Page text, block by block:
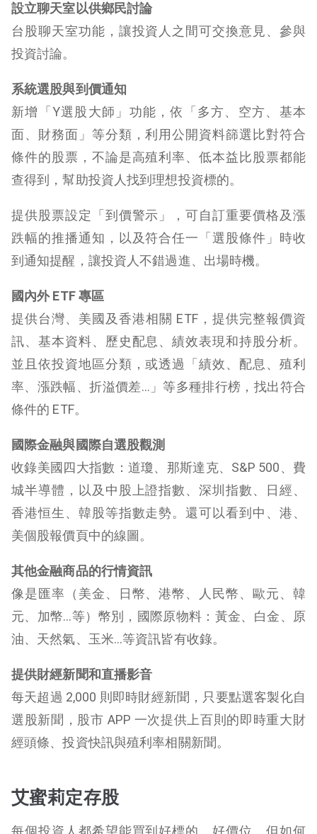
設立聊天室以供鄉民討論
台股聊天室功能，讓投資人之間可交換意見、參與
投資討論。
系統選股與到價通知
新增「Y選股大師」功能，依「多方、空方、基本
面、財務面」等分類，利用公開資料篩選比對符合
條件的股票，不論是高殖利率、低本益比股票都能
查得到，幫助投資人找到理想投資標的。
提供股票設定「到價警示」，可自訂重要價格及漲
跌幅的推播通知，以及符合任一「選股條件」時收
到通知提醒，讓投資人不錯過進、出場時機。
國內外 ETF 專區
提供台灣、美國及香港相關 ETF，提供完整報價資
訊、基本資料、歷史配息、績效表現和持股分析。
並且依投資地區分類，或透過「績效、配息、殖利
率、漲跌幅、折溢價差…」等多種排行榜，找出符合
條件的 ETF。
國際金融與國際自選股觀測
收錄美國四大指數：道瓊、那斯達克、S&P 500、費
城半導體，以及中股上證指數、深圳指數、日經、
香港恒生、韓股等指數走勢。還可以看到中、港、
美個股報價頁中的線圖。
其他金融商品的行情資訊
像是匯率（美金、日幣、港幣、人民幣、歐元、韓
元、加幣…等）幣別，國際原物料：黃金、白金、原
油、天然氣、玉米…等資訊皆有收錄。
提供財經新聞和直播影音
每天超過 2,000 則即時財經新聞，只要點選客製化自
選股新聞，股市 APP 一次提供上百則的即時重大財
經頭條、投資快訊與殖利率相關新聞。
艾蜜莉定存股
每個投資人都希望能買到好標的、好價位，但如何